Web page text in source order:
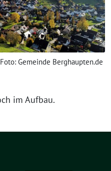
Foto: Gemeinde Berghaupten.de
im Aufbau.